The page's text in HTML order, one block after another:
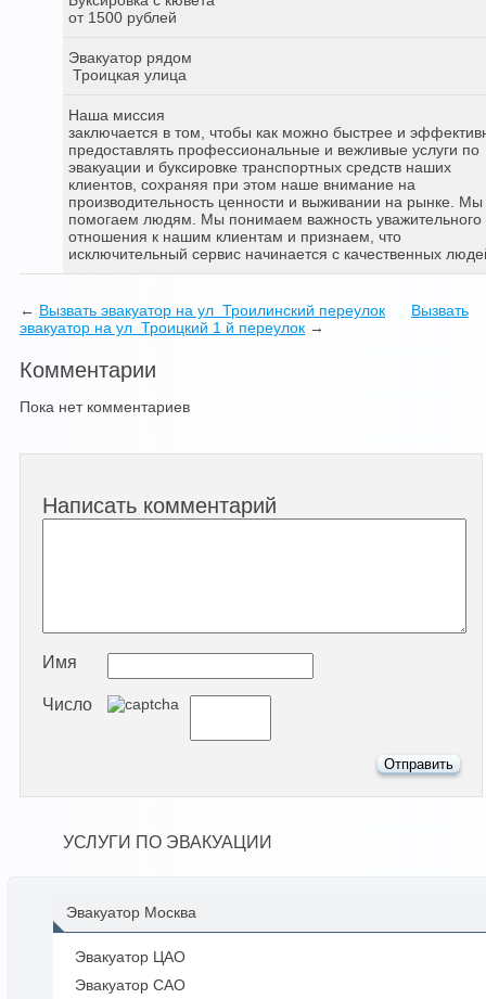
от 1500 рублей
Эвакуатор рядом
Троицкая улица
Наша миссия
заключается в том, чтобы как можно быстрее и
предоставлять профессиональные и вежливые услуги по
эвакуации и буксировке транспортных средств наших
клиентов, сохраняя при этом наше внимание на
производительность ценности и выживании на рынке. Мы
помогаем людям. Мы понимаем важность уважительного
отношения к нашим клиентам и признаем, что
исключительный сервис начинается с качественных
← Вызвать эвакуатор на ул Троилинский переулок
Вызвать
эвакуатор на ул Троицкий 1 й переулок →
Комментарии
Пока нет комментариев
Написать комментарий
Имя
Число
УСЛУГИ ПО ЭВАКУАЦИИ
Эвакуатор Москва
Эвакуатор ЦАО
Эвакуатор САО